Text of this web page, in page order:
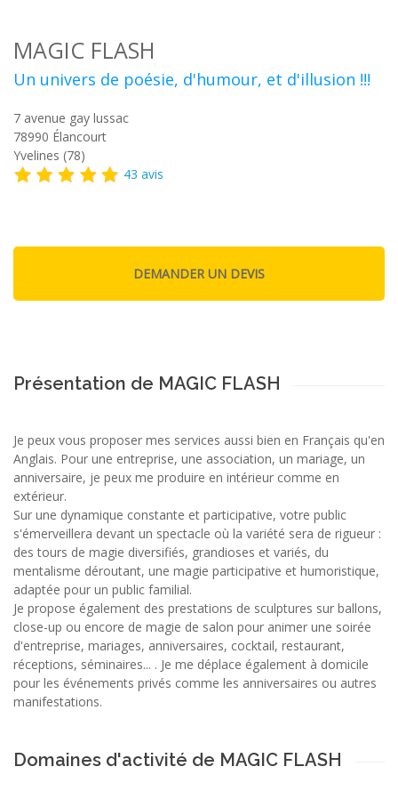
MAGIC FLASH
Un univers de poésie, d'humour, et d'illusion !!!
7 avenue gay lussac
78990 Élancourt
Yvelines (78)
43 avis
Présentation de MAGIC FLASH
Je peux vous proposer mes services aussi bien en Français qu'en
Anglais. Pour une entreprise, une association, un mariage, un
anniversaire, je peux me produire en intérieur comme en
extérieur.
Sur une dynamique constante et participative, votre public
s'émerveillera devant un spectacle où la variété sera de rigueur :
des tours de magie diversifiés, grandioses et variés, du
mentalisme déroutant, une magie participative et humoristique,
adaptée pour un public familial.
Je propose également des prestations de sculptures sur ballons,
close-up ou encore de magie de salon pour animer une soirée
d'entreprise, mariages, anniversaires, cocktail, restaurant,
réceptions, séminaires... . Je me déplace également à domicile
pour les événements privés comme les anniversaires ou autres
manifestations.
Domaines d'activité de MAGIC FLASH